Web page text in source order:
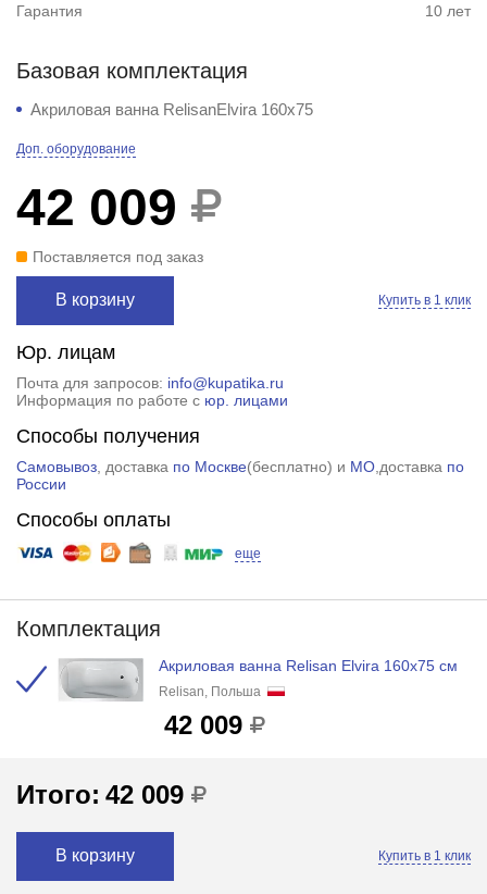
Гарантия 10 лет
Базовая комплектация
Акриловая ванна RelisanElvira 160x75
Доп. оборудование
42 009
Поставляется под заказ
В корзину Купить в 1 клик
Юр. лицам
Почта для запросов: info@kupatika.ru
Информация по работе с юр. лицами
Способы получения
Самовывоз, доставка по Москве(бесплатно) и МО,доставка по
России
Способы оплаты
еще
Комплектация
Акриловая ванна Relisan Elvira 160x75 см
Relisan, Польша
42 009
Итого: 42 009
В корзину Купить в 1 клик